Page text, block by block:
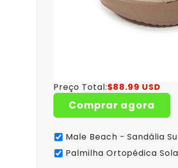
Preço Total:$88.99 USD
Comprar agora
Male Beach - Sandália
Palmilha Ortopédica